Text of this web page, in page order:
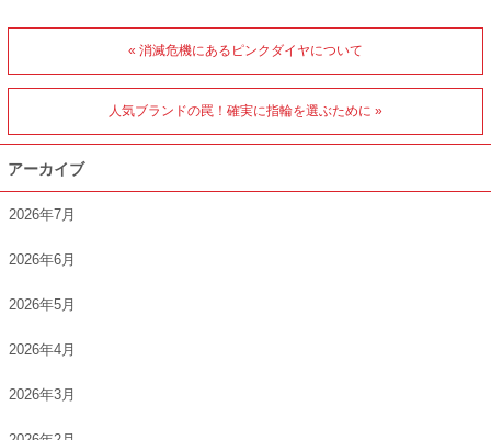
« 消滅危機にあるピンクダイヤについて
人気ブランドの罠！確実に指輪を選ぶために »
アーカイブ
2026年7月
2026年6月
2026年5月
2026年4月
2026年3月